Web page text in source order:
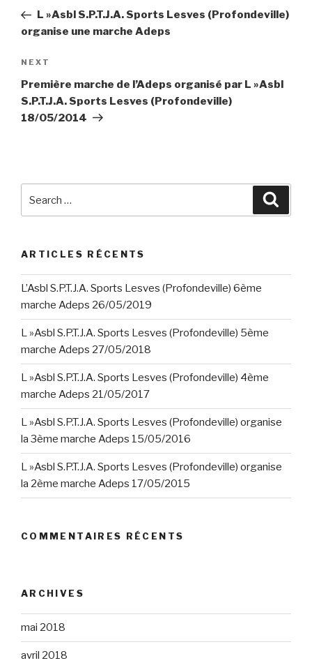
l’article
PostL »Asbl S.P.T.J.A. Sports Lesves (Profondeville)
organise une marche Adeps
Next
Post
NEXT
Première marche de l’Adeps organisé par L »Asbl
S.P.T.J.A. Sports Lesves (Profondeville)
18/05/2014
for:
ARTICLES RÉCENTS
L’Asbl S.P.T.J.A. Sports Lesves (Profondeville) 6ème
marche Adeps 26/05/2019
L »Asbl S.P.T.J.A. Sports Lesves (Profondeville) 5ème
marche Adeps 27/05/2018
L »Asbl S.P.T.J.A. Sports Lesves (Profondeville) 4ème
marche Adeps 21/05/2017
L »Asbl S.P.T.J.A. Sports Lesves (Profondeville) organise
la 3ème marche Adeps 15/05/2016
L »Asbl S.P.T.J.A. Sports Lesves (Profondeville) organise
la 2ème marche Adeps 17/05/2015
COMMENTAIRES RÉCENTS
ARCHIVES
mai 2018
avril 2018